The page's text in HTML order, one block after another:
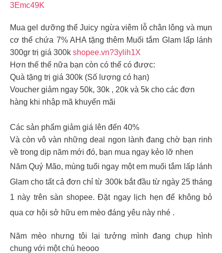
3Emc49K
Mua gel dưỡng thể Juicy ngừa viêm lỗ chân lông và mụn
cơ thể chứa 7% AHA tặng thêm Muối tắm Glam lấp lánh
300gr trị giá 300k shopee.vn?3ylih1X
Hơn thế thế nữa bạn còn có thể có được:
Quà tặng trị giá 300k (Số lượng có hạn)
Voucher giảm ngay 50k, 30k , 20k và 5k cho các đơn
hàng khi nhập mã khuyến mãi
Các sản phẩm giảm giá lên đến 40%
Và còn vô vàn những deal ngon lành đang chờ bạn rinh
về trong dịp năm mới đó, bạn mua ngay kẻo lỡ nhen
Năm Quý Mão, mùng tuổi ngay một em muối tắm lấp lánh
Glam cho tất cả đơn chỉ từ 300k bắt đầu từ ngày 25 tháng
1 này trên sàn shopee. Đặt ngay lịch hẹn để không bỏ
qua cơ hội sở hữu em mèo đáng yêu này nhé .
Năm mèo nhưng tôi lại tưởng mình đang chụp hình
chung với một chú heooo